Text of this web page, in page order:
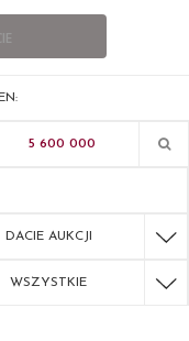
DACIE AUKCJI
WSZYSTKIE